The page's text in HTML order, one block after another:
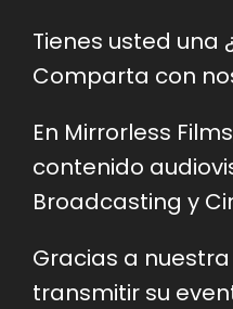
Tienes usted una
Comparta con
En Mirrorless
contenido
Broadcasting y
Gracias a
transmitir su